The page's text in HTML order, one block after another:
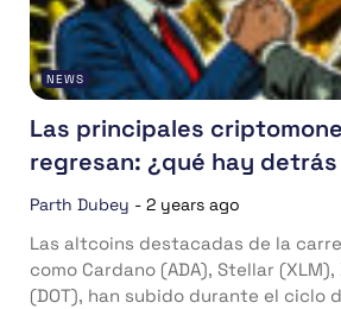
NEWS
Las principales
regresan: ¿qué hay
Parth Dubey - 2 years ago
Las altcoins destacadas de la
como Cardano (ADA), Stellar (XLM),
(DOT), han subido durante el ciclo